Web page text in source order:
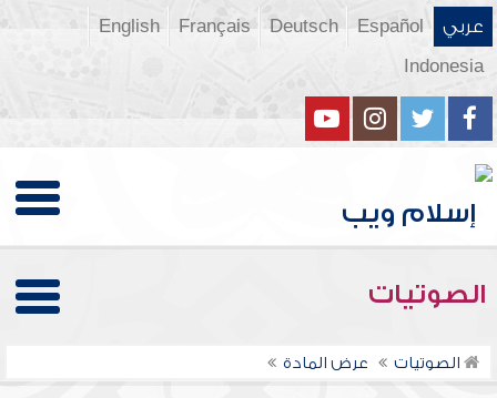
عربي Español
Deutsch
Français
English
Indonesia
الصوتيات
الصوتيات عرض المادة